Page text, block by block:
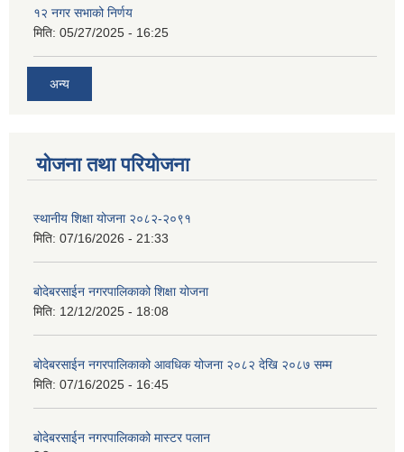
१२ नगर सभाको निर्णय
मिति: 05/27/2025 - 16:25
अन्य
योजना तथा परियोजना
स्थानीय शिक्षा योजना २०८२-२०९१
मिति: 07/16/2026 - 21:33
बोदेबरसाईन नगरपालिकाको शिक्षा योजना
मिति: 12/12/2025 - 18:08
बोदेबरसाईन नगरपालिकाको आवधिक योजना २०८२ देखि २०८७ सम्म
मिति: 07/16/2025 - 16:45
बोदेबरसाईन नगरपालिकाको मास्टर पलान